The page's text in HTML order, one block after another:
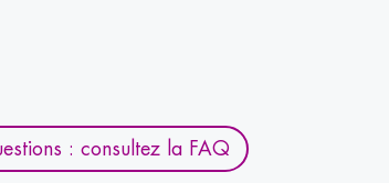
: consultez la FAQ